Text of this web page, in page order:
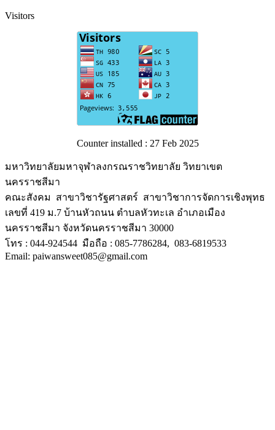
Visitors
Counter installed : 27 Feb 2025
มหาวิทยาลัยมหาจุฬาลงกรณราชวิทยาลัย วิทยาเขต
นครราชสีมา
คณะสังคม สาขาวิชารัฐศาสตร์ สาขาวิชาการจัดการเชิงพุทธ
เลขที่ 419 ม.7 บ้านหัวถนน ตำบลหัวทะเล อำเภอเมือง
นครราชสีมา จังหวัดนครราชสีมา 30000
โทร : 044-924544 มือถือ : 085-7786284, 083-6819533
Email: paiwansweet085@gmail.com